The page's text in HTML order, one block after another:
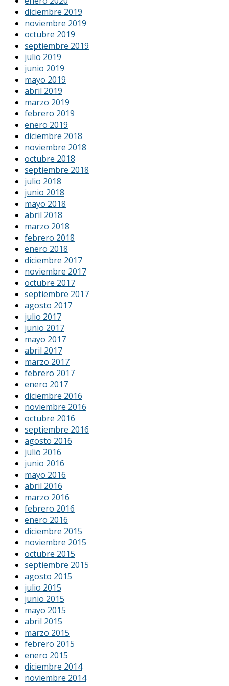
diciembre 2019
noviembre 2019
octubre 2019
septiembre 2019
julio 2019
junio 2019
mayo 2019
abril 2019
marzo 2019
febrero 2019
enero 2019
diciembre 2018
noviembre 2018
octubre 2018
septiembre 2018
julio 2018
junio 2018
mayo 2018
abril 2018
marzo 2018
febrero 2018
enero 2018
diciembre 2017
noviembre 2017
octubre 2017
septiembre 2017
agosto 2017
julio 2017
junio 2017
mayo 2017
abril 2017
marzo 2017
febrero 2017
enero 2017
diciembre 2016
noviembre 2016
octubre 2016
septiembre 2016
agosto 2016
julio 2016
junio 2016
mayo 2016
abril 2016
marzo 2016
febrero 2016
enero 2016
diciembre 2015
noviembre 2015
octubre 2015
septiembre 2015
agosto 2015
julio 2015
junio 2015
mayo 2015
abril 2015
marzo 2015
febrero 2015
enero 2015
diciembre 2014
noviembre 2014